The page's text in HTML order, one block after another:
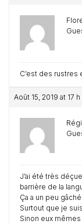
C’est des rustres
Août 15, 2019 at 17
J’ai été très
barrière de la
Ça a un peu
Surtout que je
Sinon eux